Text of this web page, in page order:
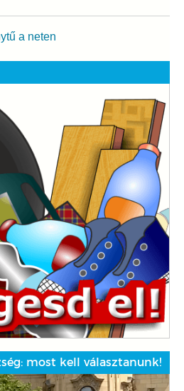
a neten
most kell választanunk!